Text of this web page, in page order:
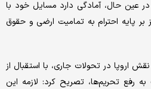
عین حال، آمادگی دارد مسایل خود با
بر پایه احترام به تمامیت ارضی و حقوق
اروپا در تحولات جاری، با استقبال از
رفع تحریم‌ها، تصریح کرد: لازمه این